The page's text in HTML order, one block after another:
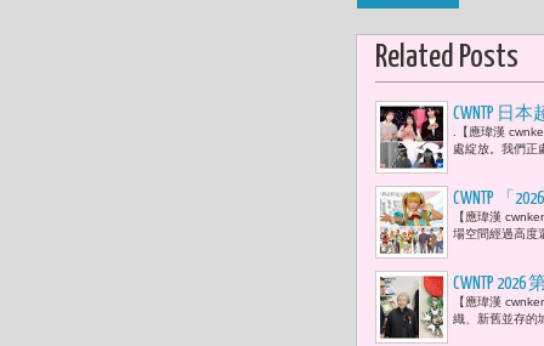
Related Posts
CWNTP 日本
.【應瑋漢
處綻放。我們正
CWNTP 「
Enako、
【應瑋漢
場空間經過高度
CWNTP
（Légion
【應瑋漢
織、新舊並存的